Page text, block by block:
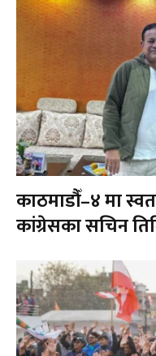
काठमाडौँ–४ मा
कांग्रेसका सचिन